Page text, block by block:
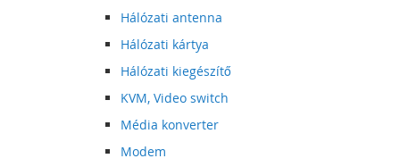
Hálózati antenna
Hálózati kártya
Hálózati kiegészítő
KVM, Video switch
Média konverter
Modem